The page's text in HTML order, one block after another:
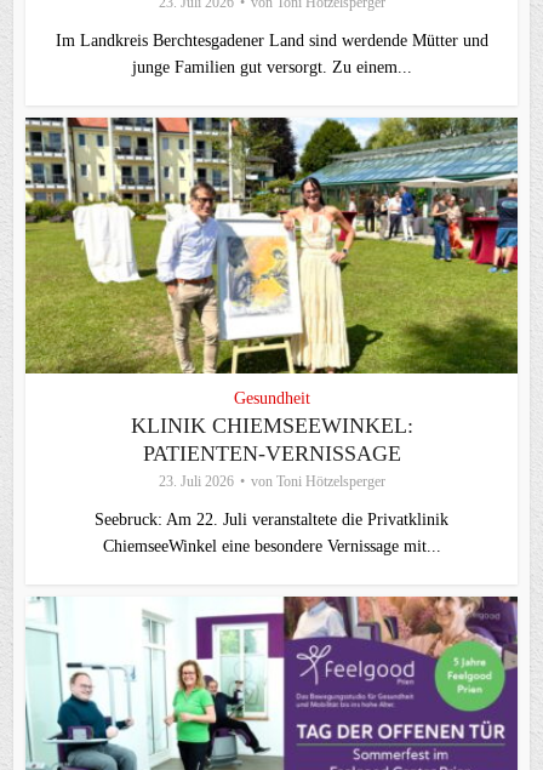
Im Landkreis Berchtesgadener Land sind werdende Mütter und
junge Familien gut versorgt. Zu einem...
Gesundheit
KLINIK CHIEMSEEWINKEL:
PATIENTEN-VERNISSAGE
23. Juli 2026 von Toni Hötzelsperger
Seebruck: Am 22. Juli veranstaltete die Privatklinik
ChiemseeWinkel eine besondere Vernissage mit...